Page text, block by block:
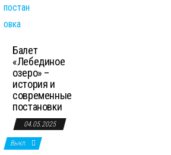
Балет
«Лебединое
озеро» –
история и
современные
постановки
04.05.2025
Выкл.